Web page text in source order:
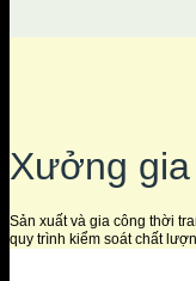
Xưởng
Sản xuất và gia công thời
quy trình kiểm soát chất